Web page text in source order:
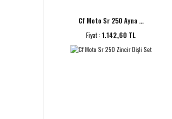
Cf Moto Sr 250 Ayna ...
Fiyat : 1.142,60 TL